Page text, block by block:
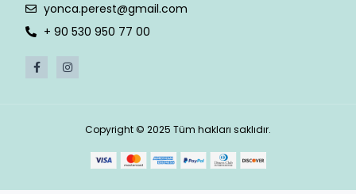
yonca.perest@gmail.com
+ 90 530 950 77 00
Copyright © 2025 Tüm hakları saklıdır.